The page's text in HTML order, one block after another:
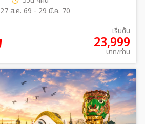
27 ส.ค. 69 - 29 มี.ค. 70
เริ่มต้น
23,999
บาท/ท่าน